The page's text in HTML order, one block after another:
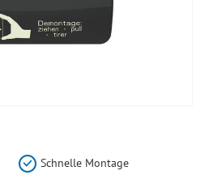
Schnelle Montage